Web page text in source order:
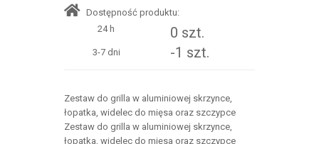
Dostępność produktu:
24 h
0 szt.
3-7 dni -1 szt.
Zestaw do grilla w aluminiowej skrzynce,
łopatka, widelec do mięsa oraz szczypce
Zestaw do grilla w aluminiowej skrzynce,
łopatka, widelec do mięsa oraz szczypce